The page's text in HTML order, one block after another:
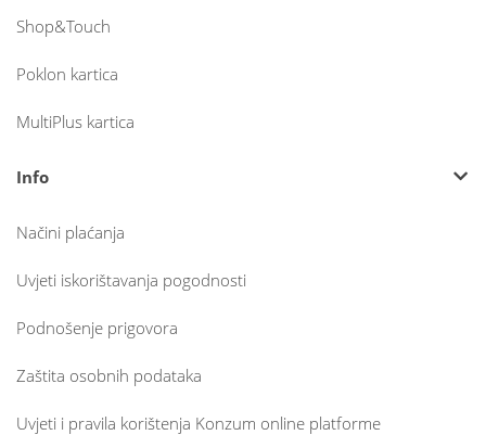
Shop&Touch
Poklon kartica
MultiPlus kartica
Info
Načini plaćanja
Uvjeti iskorištavanja pogodnosti
Podnošenje prigovora
Zaštita osobnih podataka
Uvjeti i pravila korištenja Konzum online platforme